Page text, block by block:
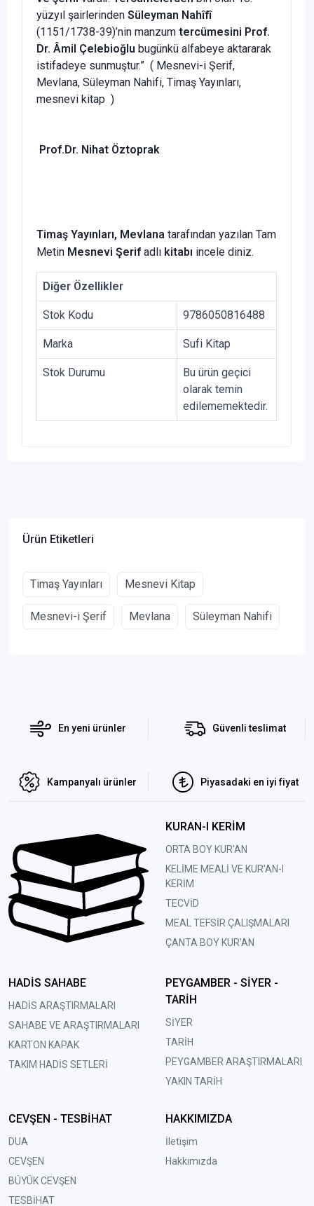
yüzyıl şairlerinden Süleyman Nahîfî
(1151/1738-39)’nin manzum tercümesini Prof.
Dr. Âmil Çelebioğlu bugünkü alfabeye aktararak
istifadeye sunmuştur.” ( Mesnevi-i Şerif,
Mevlana, Süleyman Nahifi, Timaş Yayınları,
mesnevi kitap )
Prof.Dr. Nihat Öztoprak
Timaş Yayınları, Mevlana tarafından yazılan Tam
Metin Mesnevi Şerif adlı kitabı incele diniz.
Diğer Özellikler
Stok Kodu 9786050816488
Marka Sufi Kitap
Stok Durumu
Bu ürün geçici
olarak temin
edilememektedir.
Ürün Etiketleri
Timaş Yayınları Mesnevi Kitap
Mesnevi-i Şerif Mevlana Süleyman Nahifi
En yeni ürünler Güvenli teslimat
Kampanyalı ürünler Piyasadaki en iyi fiyat
KURAN-I KERİM
ORTA BOY KUR'AN
KELİME MEALİ VE KUR'AN-I
KERİM
TECVİD
MEAL TEFSİR ÇALIŞMALARI
ÇANTA BOY KUR'AN
HADİS SAHABE
HADİS ARAŞTIRMALARI
SAHABE VE ARAŞTIRMALARI
KARTON KAPAK
TAKIM HADİS SETLERİ
PEYGAMBER - SİYER -
TARİH
SİYER
TARİH
PEYGAMBER ARAŞTIRMALARI
YAKIN TARİH
CEVŞEN - TESBİHAT
DUA
CEVŞEN
BÜYÜK CEVŞEN
TESBİHAT
HAKKIMIZDA
İletişim
Hakkımızda